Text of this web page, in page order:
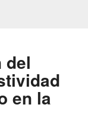
del
en la